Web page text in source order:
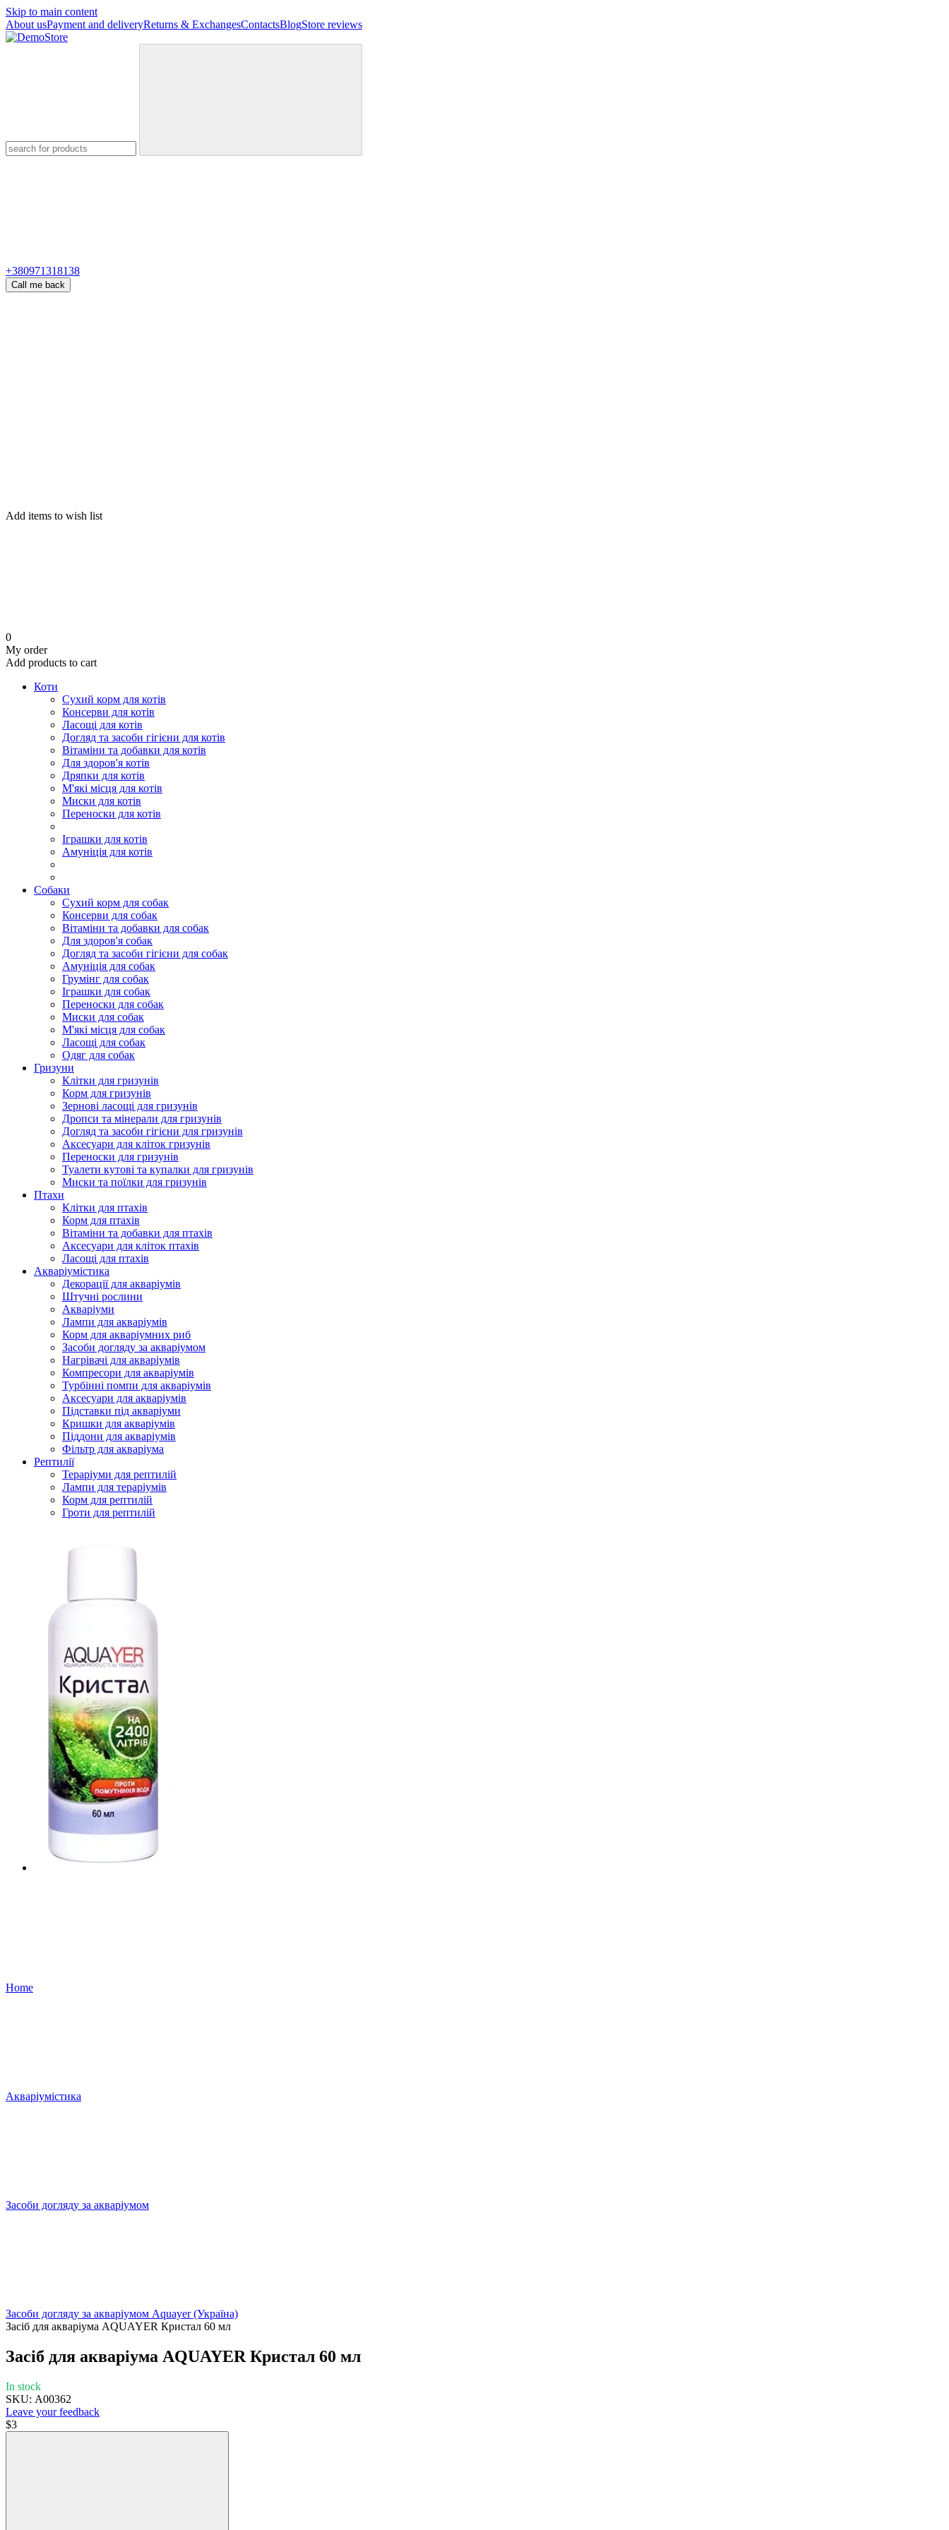
Skip to main content
About usPayment and deliveryReturns & ExchangesContactsBlogStore reviews
+380971318138
Call me back
Add items to wish list
0
My order
Add products to cart
Коти
Сухий корм для котів
Консерви для котів
Ласощі для котів
Догляд та засоби гігієни для котів
Вітаміни та добавки для котів
Для здоров'я котів
Дряпки для котів
М'які місця для котів
Миски для котів
Переноски для котів
Іграшки для котів
Амуніція для котів
Cобаки
Сухий корм для собак
Консерви для собак
Вітаміни та добавки для собак
Для здоров'я собак
Догляд та засоби гігієни для собак
Амуніція для собак
Грумінг для собак
Іграшки для собак
Переноски для собак
Миски для собак
М'які місця для собак
Ласощі для собак
Одяг для собак
Гризуни
Клітки для гризунів
Корм для гризунів
Зернові ласощі для гризунів
Дропси та мінерали для гризунів
Догляд та засоби гігієни для гризунів
Аксесуари для кліток гризунів
Переноски для гризунів
Туалети кутові та купалки для гризунів
Миски та поїлки для гризунів
Птахи
Клітки для птахів
Корм для птахів
Вітаміни та добавки для птахів
Аксесуари для кліток птахів
Ласощі для птахів
Акваріумістика
Декорації для акваріумів
Штучні рослини
Акваріуми
Лампи для акваріумів
Корм для акваріумних риб
Засоби догляду за акваріумом
Нагрівачі для акваріумів
Компресори для акваріумів
Турбінні помпи для акваріумів
Аксесуари для акваріумів
Підставки під акваріуми
Кришки для акваріумів
Піддони для акваріумів
Фільтр для акваріума
Рептилії
Тераріуми для рептилій
Лампи для тераріумів
Корм для рептилій
Гроти для рептилій
Home
Акваріумістика
Засоби догляду за акваріумом
Засоби догляду за акваріумом Aquayer (Україна)
Засіб для акваріума AQUAYER Кристал 60 мл
Засіб для акваріума AQUAYER Кристал 60 мл
In stock
SKU: А00362
Leave your feedback
$3